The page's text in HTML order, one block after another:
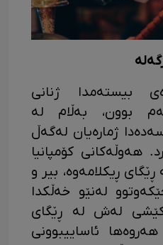
بیستەمدا ژنانی
بوون، بەڵام لە
ژمارەیان لەگەڵ
هەوڵەکانی کۆمپانیا
ڕیکلامەوە، بیر و
لەنێو خەڵکدا
کێشی لەش لە ڕێگای
ئاساییبوونی